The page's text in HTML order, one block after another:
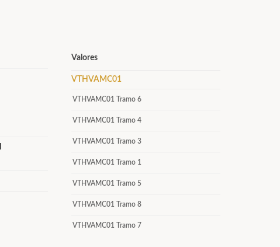
Valores
VTHVAMC01
VTHVAMC01 Tramo 6
VTHVAMC01 Tramo 4
VTHVAMC01 Tramo 3
VTHVAMC01 Tramo 1
VTHVAMC01 Tramo 5
VTHVAMC01 Tramo 8
VTHVAMC01 Tramo 7